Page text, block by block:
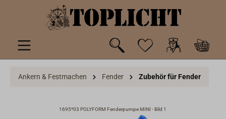
springen
Ankern & Festmachen Fender Zubehör für Fender
1695*03 POLYFORM Fenderpumpe MINI - Bild 1